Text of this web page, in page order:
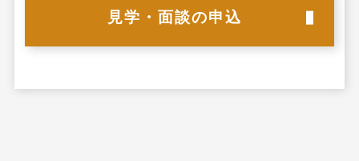
見学・面談の申込